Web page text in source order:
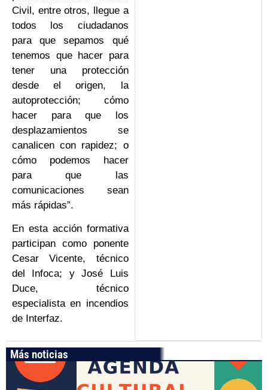
Civil, entre otros, llegue a
todos los ciudadanos
para que sepamos qué
tenemos que hacer para
tener una protección
desde el origen, la
autoprotección; cómo
hacer para que los
desplazamientos se
canalicen con rapidez; o
cómo podemos hacer
para que las
comunicaciones sean
más rápidas”.
En esta acción formativa
participan como ponente
Cesar Vicente, técnico
del Infoca; y José Luis
Duce, técnico
especialista en incendios
de Interfaz.
Más noticias